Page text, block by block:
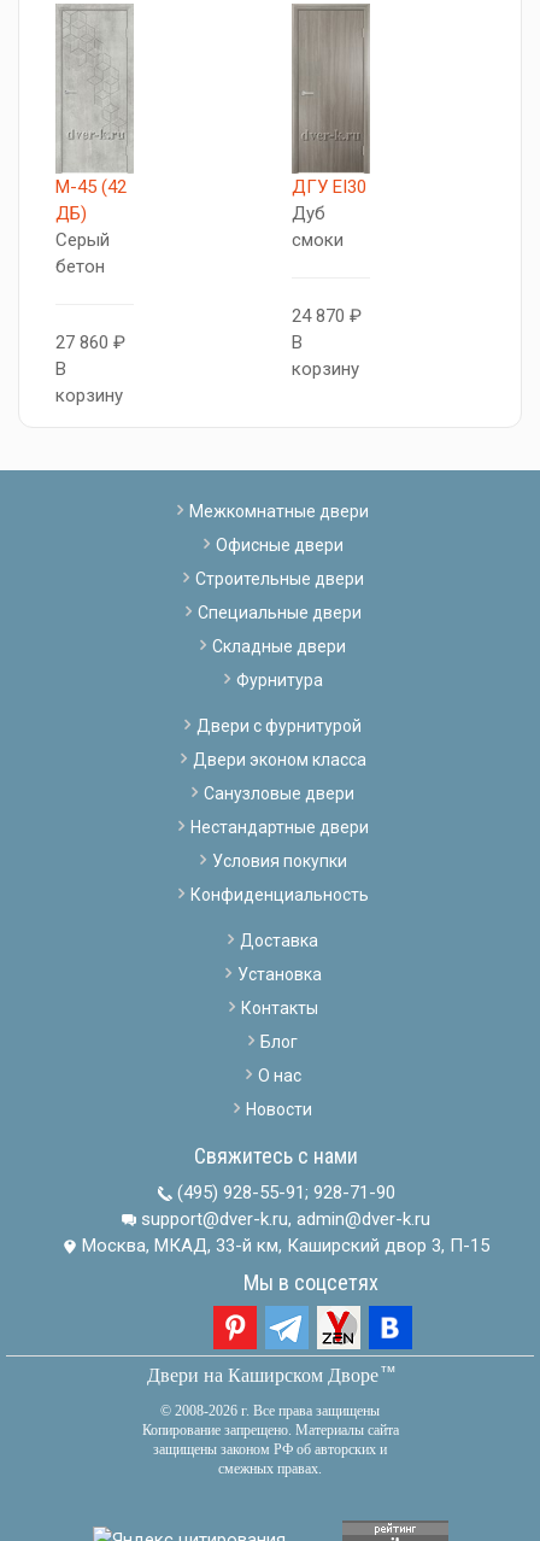
М-45 (42
ДБ)
Серый
бетон
27 860 ₽
В
корзину
ДГУ EI30
Дуб
смоки
24 870 ₽
В
корзину
Межкомнатные двери
Офисные двери
Строительные двери
Специальные двери
Складные двери
Фурнитура
Двери с фурнитурой
Двери эконом класса
Санузловые двери
Нестандартные двери
Условия покупки
Конфиденциальность
Доставка
Установка
Контакты
Блог
О нас
Новости
Свяжитесь с нами
(495) 928-55-91; 928-71-90
support@dver-k.ru, admin@dver-k.ru
Москва, МКАД, 33-й км, Каширский двор 3, П-15
Мы в соцсетях
Двери на Каширском Дворетм
© 2008-2026 г. Все права защищены
Копирование запрещено. Материалы сайта
защищены законом РФ об авторских и
смежных правах.